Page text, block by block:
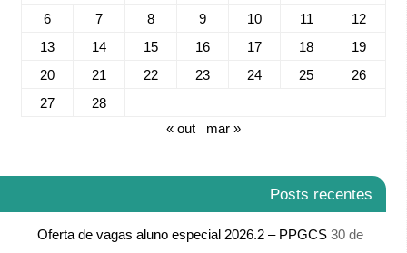
6
7 8 9 10 11
12
13
14 15 16 17 18
19
20
21 22 23 24 25
26
27
28
« out
mar »
Posts recentes
Oferta de vagas aluno especial 2026.2 – PPGCS 30 de